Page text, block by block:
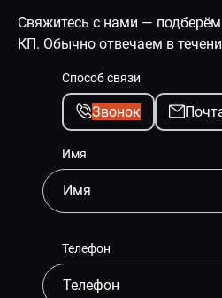
Свяжитесь с нами —
КП. Обычно отвечаем в
Способ связи
Звонок
Имя
Телефон